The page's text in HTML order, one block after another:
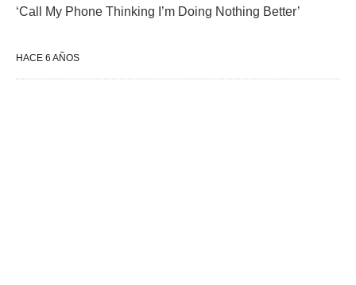
‘Call My Phone Thinking I’m Doing Nothing Better’
HACE 6 AÑOS